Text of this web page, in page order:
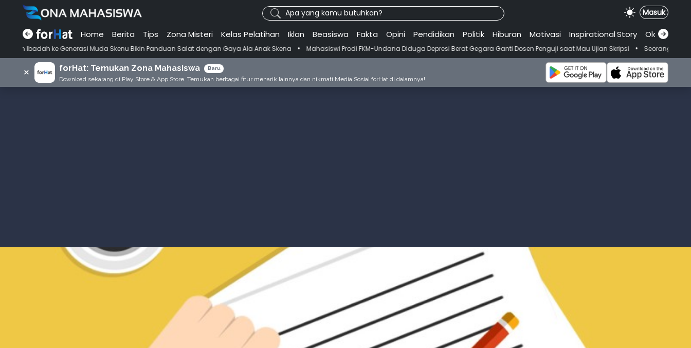
Apa yang kamu butuhkan? Masuk
Home Berita Tips Zona Misteri Kelas Pelatihan Iklan Beasiswa Fakta Opini Pendidikan Politik Hiburan Motivasi Inspirational.Story Olahraga
Generasi Muda Skenu Bikin Panduan Salat dengan Gaya Ala Anak Skena • Mahasiswi Prodi FKM-Undana Diduga Depresi Berat Gegara Ganti Dosen Penguji saat Mau Ujian Skripsi • Seorang Wanita Meninggal
× forHat: Temukan Zona Mahasiswa Baru
Download sekarang di Play Store & App Store. Temukan berbagai fitur menarik lainnya dan nikmati Media Sosial forHat di dalamnya!